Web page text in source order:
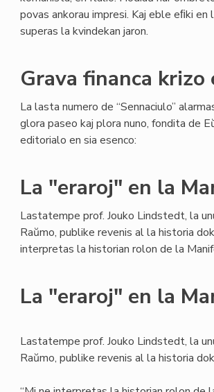
povas ankorau impresi. Kaj eble eﬁki
superas la kvindekan jaron.
Grava financa krizo
La lasta numero de “Sennaciulo”
glora paseo kaj plora nuno, fondita de
editorialo en sia esenco:
La "eraroj" en la
Lastatempe prof. Jouko Lindstedt, la
Raŭmo, publike revenis al la historia
interpretas la historian rolon de la
La "eraroj" en la
Lastatempe prof. Jouko Lindstedt, la
Raŭmo, publike revenis al la historia